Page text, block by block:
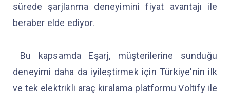
sürede şarjlanma deneyimini fiyat avantajı ile
beraber elde ediyor.
Bu kapsamda Eşarj, müşterilerine sunduğu
deneyimi daha da iyileştirmek için Türkiye'nin ilk
ve tek elektrikli araç kiralama platformu Voltify ile